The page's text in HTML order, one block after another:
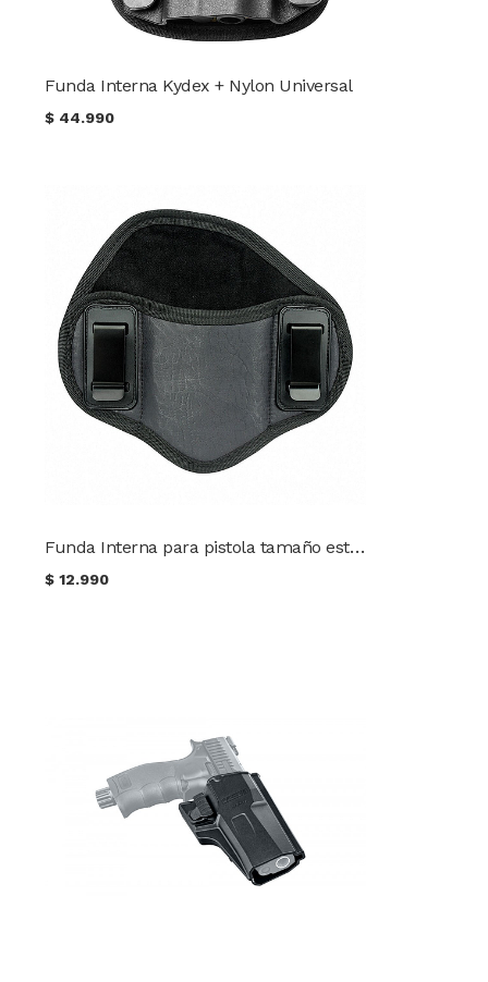
Funda Interna Kydex + Nylon Universal
$ 44.990
Funda Interna para pistola tamaño estándar
$12.990